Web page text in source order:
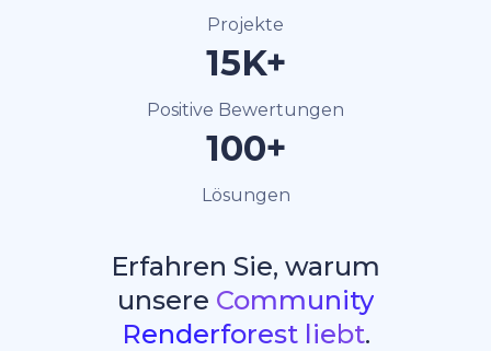
Projekte
15K+
Positive Bewertungen
100+
Lösungen
Erfahren Sie, warum
unsere Community
Renderforest liebt.